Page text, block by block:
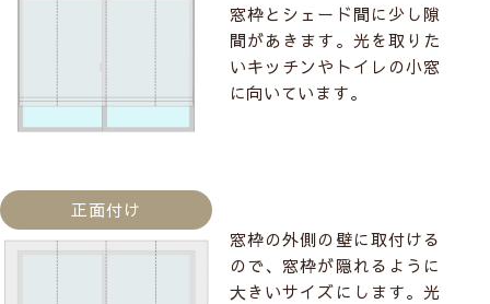
窓枠とシェード間に少し隙
間があきます。光を取りた
いキッチンやトイレの小窓
に向いています。
正面付け
窓枠の外側の壁に取付ける
ので、窓枠が隠れるように
大きいサイズにします。光